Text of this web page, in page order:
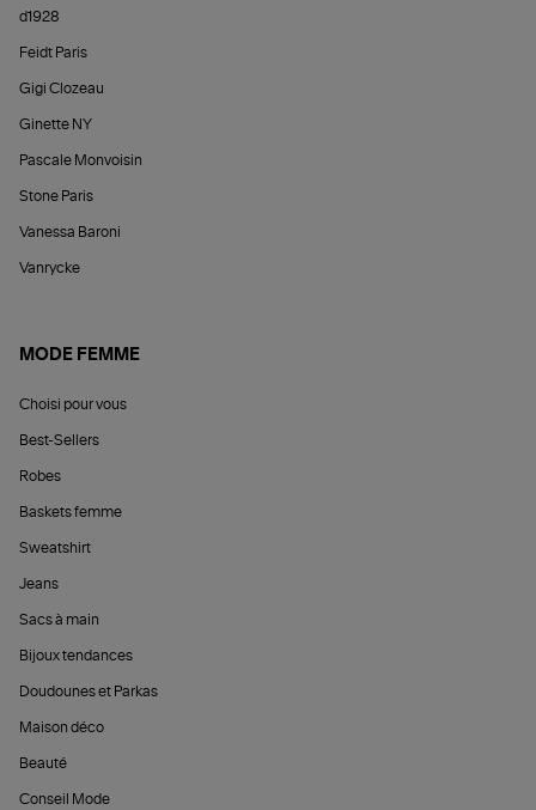
d1928
Feidt Paris
Gigi Clozeau
Ginette NY
Pascale Monvoisin
Stone Paris
Vanessa Baroni
Vanrycke
MODE FEMME
Choisi pour vous
Best-Sellers
Robes
Baskets femme
Sweatshirt
Jeans
Sacs à main
Bijoux tendances
Doudounes et Parkas
Maison déco
Beauté
Conseil Mode